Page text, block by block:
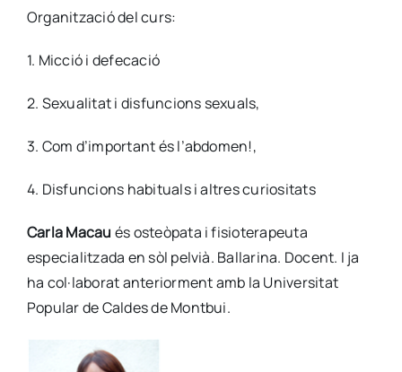
Organització del curs:
1. Micció i defecació
2. Sexualitat i disfuncions sexuals,
3. Com d’important és l’abdomen!,
4. Disfuncions habituals i altres curiositats
Carla Macau és osteòpata i fisioterapeuta
especialitzada en sòl pelvià. Ballarina. Docent. I ja
ha col·laborat anteriorment amb la Universitat
Popular de Caldes de Montbui.